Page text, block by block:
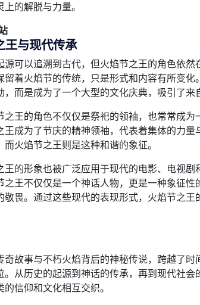
的解脱与力量。
王与现代传承
源可以追溯到古代，但火焰节之王的角色依然
留着火焰节的传统，只是形式和内容有所变
，而是成为了一个大型的文化庆典，吸引了来
之王的角色不仅仅是祭祀的领袖，也常常成
王成为了节庆的精神领袖，代表着集体的力
火焰节之王则是这种和谐的象征。
王的形象也被广泛应用于现代的电影、电视
之王不仅仅是一个神话人物，更是一种象征
敬畏。通过这些现代的表现形式，火焰节之
奇故事与不朽火焰背后的神秘传说，跨越了
。从历史的起源到神话的传承，再到现代社
信仰和文化相互交织。